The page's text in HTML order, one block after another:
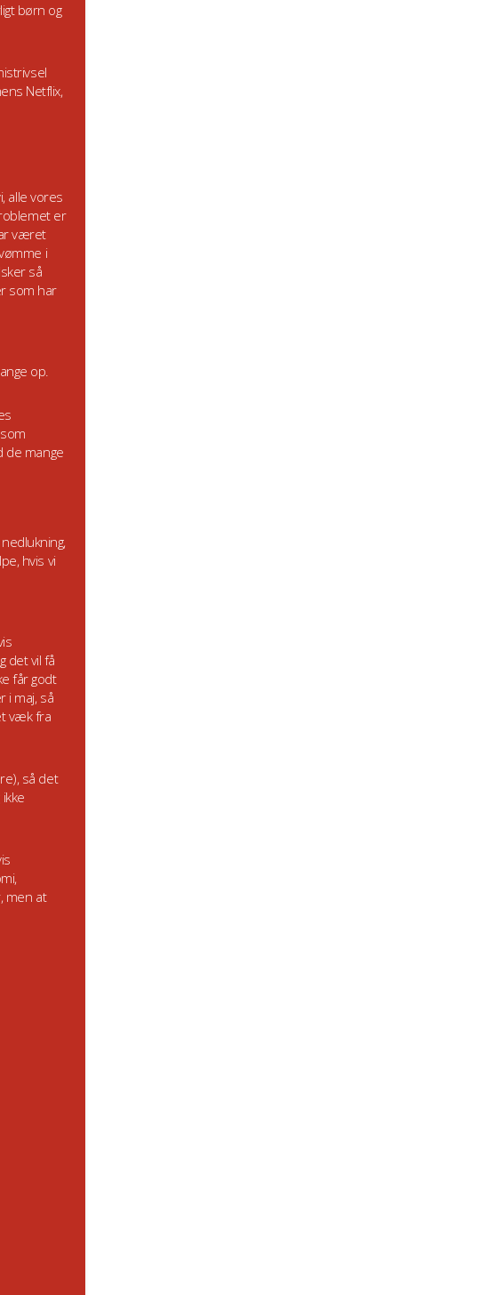
børn og
Netflix,
alle vores
er
været
i
så
som har
op.
de mange
hvis vi
det vil få
får godt
i maj, så
væk fra
så det
men at